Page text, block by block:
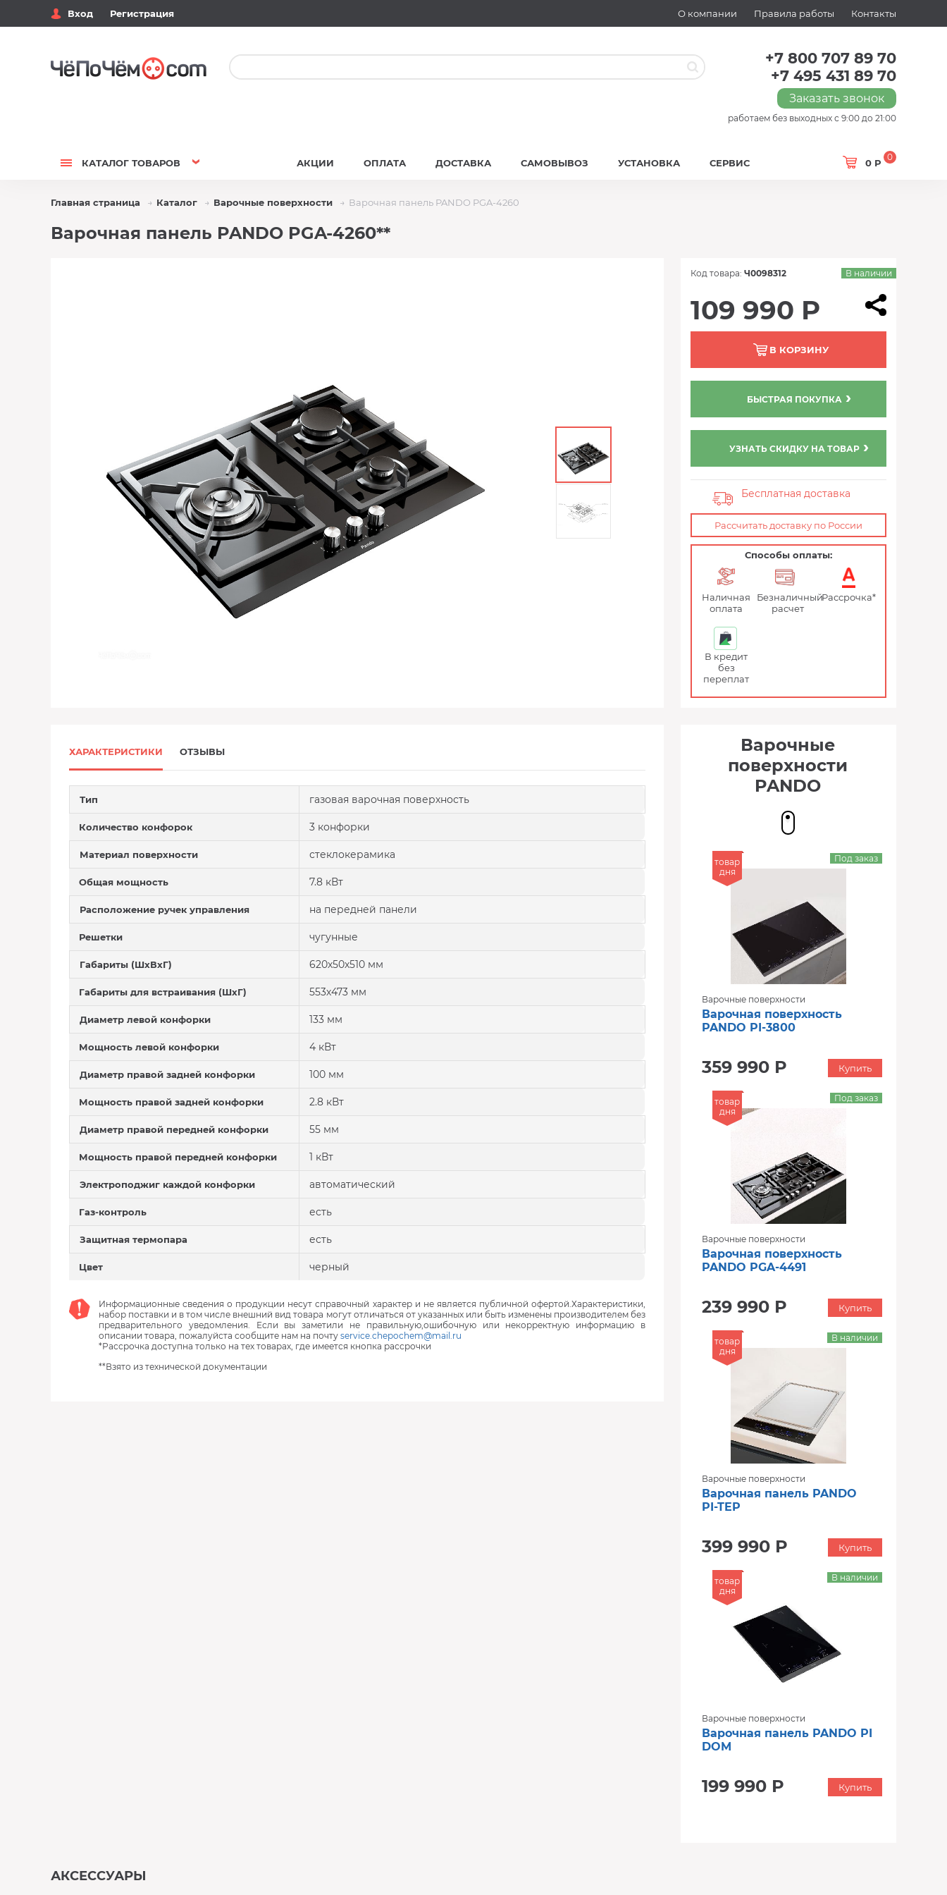
Вход Регистрация О компании Правила работы Контакты
+7 800 707 89 70
+7 495 431 89 70
Заказать звонок
работаем без выходных с 9:00 до 21:00
КАТАЛОГ ТОВАРОВ 0 Р
0
АКЦИИ ОПЛАТА ДОСТАВКА САМОВЫВОЗ УСТАНОВКА СЕРВИС
Главная страница Каталог Варочные поверхности Варочная панель PANDO PGA-4260
Варочная панель PANDO PGA-4260**
Код товара: Ч0098312 В наличии
109 990 Р
В КОРЗИНУ
БЫСТРАЯ ПОКУПКА
УЗНАТЬ СКИДКУ НА ТОВАР
Бесплатная доставка
Рассчитать доставку по России
Способы оплаты:
Наличная
оплата
Безналичный
расчет
Рассрочка*
В кредит
без
переплат
ХАРАКТЕРИСТИКИ ОТЗЫВЫ
Тип газовая варочная поверхность
Количество конфорок 3 конфорки
Материал поверхности стеклокерамика
Общая мощность 7.8 кВт
Расположение ручек управления на передней панели
Решетки чугунные
Габариты (ШхВхГ) 620х50х510 мм
Габариты для встраивания (ШхГ) 553х473 мм
Диаметр левой конфорки 133 мм
Мощность левой конфорки 4 кВт
Диаметр правой задней конфорки 100 мм
Мощность правой задней конфорки 2.8 кВт
Диаметр правой передней конфорки 55 мм
Мощность правой передней конфорки 1 кВт
Электроподжиг каждой конфорки автоматический
Газ-контроль есть
Защитная термопара есть
Цвет черный
Информационные сведения о продукции несут справочный характер и не является публичной офертой.Характеристики,
набор поставки и в том числе внешний вид товара могут отличаться от указанных или быть изменены производителем без
предварительного уведомления. Если вы заметили не правильную,ошибочную или некорректную информацию в
описании товара, пожалуйста сообщите нам на почту service.chepochem@mail.ru
*Рассрочка доступна только на тех товарах, где имеется кнопка рассрочки
**Взято из технической документации
Варочные
поверхности
PANDO
товар
дня
Варочные поверхности
Варочная поверхность
PANDO PI-3800
359 990 Р
Под заказ
Купить
товар
дня
Варочные поверхности
Варочная поверхность
PANDO PGA-4491
239 990 Р
Под заказ
Купить
товар
дня
Варочные поверхности
Варочная панель PANDO
PI-TEP
399 990 Р
В наличии
Купить
товар
дня
Варочные поверхности
Варочная панель PANDO PI
DOM
199 990 Р
В наличии
Купить
АКСЕССУАРЫ